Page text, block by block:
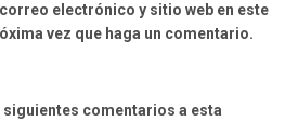
electrónico y sitio web en este
vez que haga un comentario.
siguientes comentarios a esta